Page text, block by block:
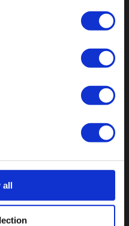
all
Woerden